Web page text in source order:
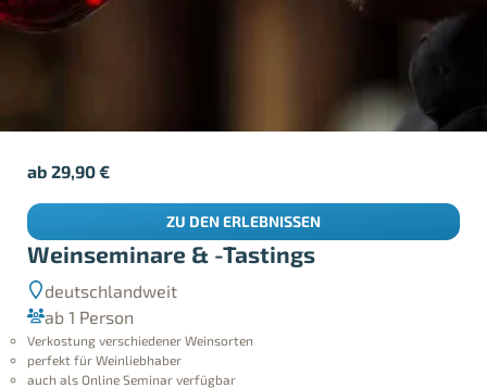
Weinseminare & -Tastings
deutschlandweit
ab 1 Person
Verkostung verschiedener Weinsorten
perfekt für Weinliebhaber
auch als Online Seminar verfügbar
ab29,90€
ZU DEN ERLEBNISSEN